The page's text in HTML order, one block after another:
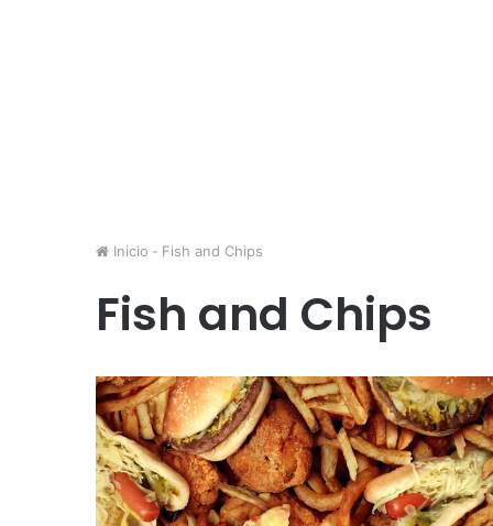
Inicio - Fish and Chips
Fish and Chips